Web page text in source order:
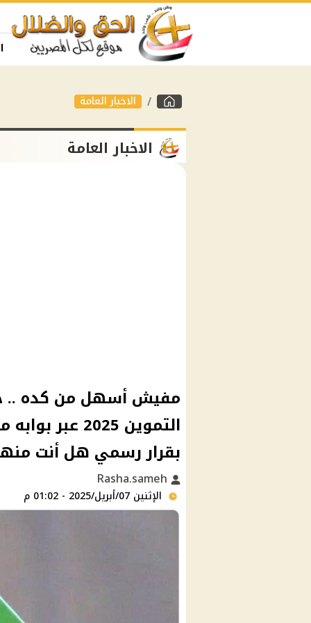
الاخبار العامة
الاخبار العامة
مفيش أسهل من كده ..
التموين
بقرار رسمي هل أنت
الإثنين 07/أبريل/2025 - 01:02 م